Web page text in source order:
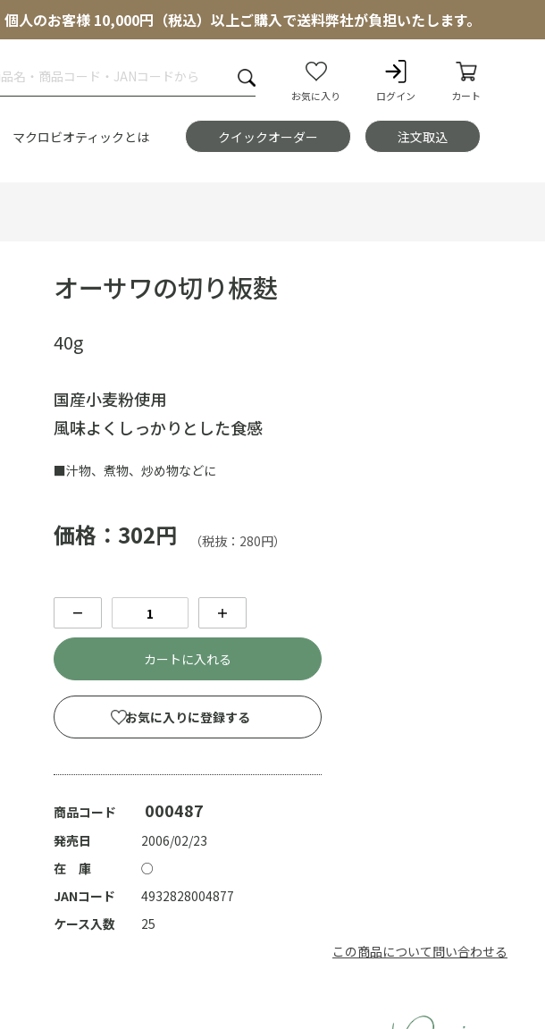
個人のお客様 10,000円（税込）以上ご購入で送料弊社が負担いたします。
お気に入り ログイン カート
マクロビオティックとは クイックオーダー 注文取込
オーサワの切り板麩
40g
国産小麦粉使用
風味よくしっかりとした食感
■汁物、煮物、炒め物などに
価格：302円 （税抜：280円）
商品コード 000487
発売日
2006/02/23
在 庫
○
－ ＋
カートに入れる
お気に入りに登録する
JANコード
4932828004877
ケース入数
25
この商品について問い合わせる